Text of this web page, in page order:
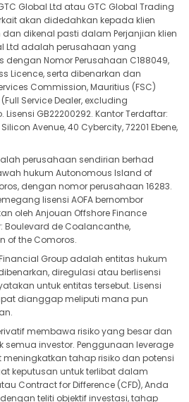
Global Ltd atau GTC Global Trading
akan didedahkan kepada klien
dikenal pasti dalam Perjanjian klien
Ltd adalah perusahaan yang
Nomor Perusahaan C188049,
Licence, serta dibenarkan dan
Commission, Mauritius (FSC)
Service Dealer, excluding
Lisensi GB22200292. Kantor Terdaftar:
Avenue, 40 Cybercity, 72201 Ebene,
perusahaan sendirian berhad
hukum Autonomous Island of
dengan nomor perusahaan 16283.
lisensi AOFA bernombor
oleh Anjouan Offshore Finance
Boulevard de Coalancanthe,
of the Comoros.
Group adalah entitas hukum
diregulasi atau berlisensi
untuk entitas tersebut. Lisensi
dianggap meliputi mana pun
membawa risiko yang besar dan
semua investor. Penggunaan leverage
tahap risiko dan potensi
keputusan untuk terlibat dalam
Contract for Difference (CFD), Anda
teliti objektif investasi, tahap